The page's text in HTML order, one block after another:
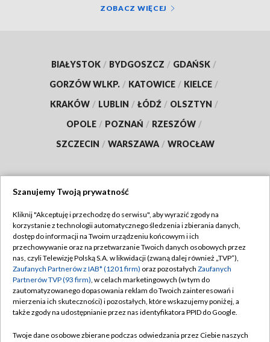
ZOBACZ WIĘCEJ
BIAŁYSTOK / BYDGOSZCZ / GDAŃSK /
GORZÓW WLKP. / KATOWICE / KIELCE /
KRAKÓW / LUBLIN / ŁÓDŹ / OLSZTYN /
OPOLE / POZNAŃ / RZESZÓW /
SZCZECIN / WARSZAWA / WROCŁAW
TVP
Abonament TVP
Emisja w TVP
Centrum informacji TVP
Naziemna Telewizja Cyfrowa
Regulamin TVP
Polityka prywatności
Moje zgody
Pomoc
Szanujemy Twoją prywatność
Kliknij "Akceptuję i przechodzę do serwisu", aby wyrazić zgody na
korzystanie z technologii automatycznego śledzenia i zbierania danych,
dostęp do informacji na Twoim urządzeniu końcowym i ich
przechowywanie oraz na przetwarzanie Twoich danych osobowych przez
nas, czyli Telewizję Polską S.A. w likwidacji (zwaną dalej również „TVP”),
Zaufanych Partnerów z IAB* (1201 firm) oraz pozostałych Zaufanych
Partnerów TVP (93 firm), w celach marketingowych (w tym do
zautomatyzowanego dopasowania reklam do Twoich zainteresowań i
mierzenia ich skuteczności) i pozostałych, które wskazujemy poniżej, a
także zgody na udostępnianie przez nas identyfikatora PPID do Google.
Twoje dane osobowe zbierane podczas odwiedzania przez Ciebie naszych